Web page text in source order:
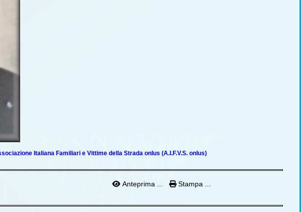
Italiana Familiari e Vittime della Strada onlus (A.I.F.V.S. onlus)
Anteprima ... Stampa ...